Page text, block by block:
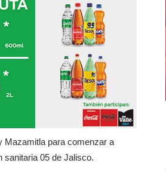
Mazamitla para comenzar a
sanitaria 05 de Jalisco.